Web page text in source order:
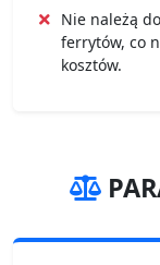
Nie należą
ferrytów, co
kosztów.